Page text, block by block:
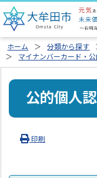
ホーム 分類から探す
マイナンバーカード・
公的個人
印刷